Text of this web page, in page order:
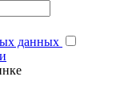
данных